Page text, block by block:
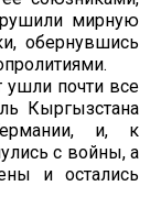
мирную
обернувшись
ушли почти все
Кыргызстана
и, к
с войны, а
и остались